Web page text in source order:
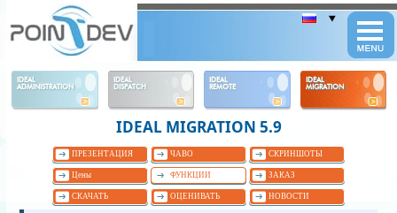
IDEAL
ADMINISTRATION
IDEAL
DISPATCH
IDEAL
REMOTE
IDEAL
MIGRATION
IDEAL MIGRATION 5.9
ПРЕЗЕНТАЦИЯ ЧАВО СКРИНШОТЫ
Цены ФУНКЦИИ ЗАКАЗ
СКАЧАТЬ ОЦЕНИВАТЬ НОВОСТИ
Panneau de gestion des cookies